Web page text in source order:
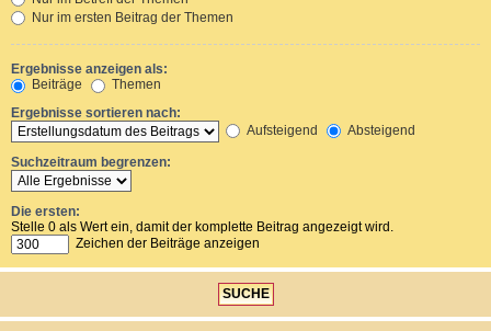
Nur im ersten Beitrag der Themen
Ergebnisse anzeigen als:
Beiträge
Themen
Ergebnisse sortieren nach:
Aufsteigend
Absteigend
Suchzeitraum begrenzen:
Die ersten:
Stelle 0 als Wert ein, damit der komplette Beitrag angezeigt wird.
Zeichen der Beiträge anzeigen